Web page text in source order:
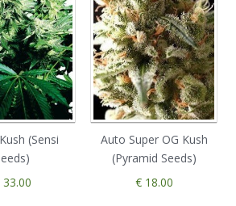
(Sensi
33.00
Auto Super OG Kush
(Pyramid Seeds)
€ 18.00